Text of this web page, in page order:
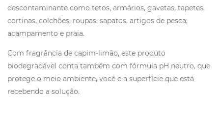
descontaminante como tetos, armários, gavetas, tapetes,
cortinas, colchões, roupas, sapatos, artigos de pesca,
acampamento e praia.
Com fragrância de capim-limão, este produto
biodegradável conta também com fórmula pH neutro, que
protege o meio ambiente, você e a superfície que está
recebendo a solução.